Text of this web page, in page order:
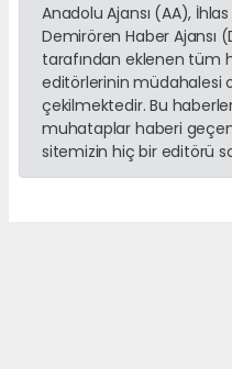
Anadolu Ajansı (AA),
Demirören Haber Ajansı
tarafından eklenen tüm
editörlerinin müdahalesi
çekilmektedir. Bu
muhataplar haberi
sitemizin hiç bir editörü